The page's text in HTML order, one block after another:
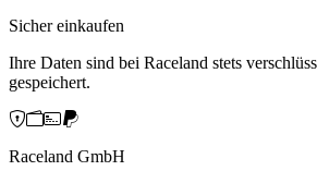
Sicher einkaufen
Ihre Daten sind bei Raceland stets
gespeichert.
Raceland GmbH